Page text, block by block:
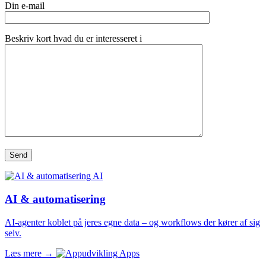
Din e-mail
Beskriv kort hvad du er interesseret i
AI
AI & automatisering
AI-agenter koblet på jeres egne data – og workflows der kører af sig
selv.
Læs mere → Apps